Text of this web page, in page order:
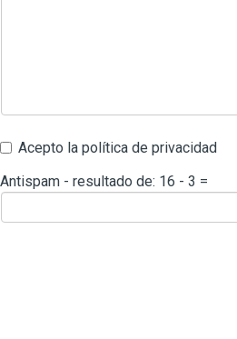
Acepto la política de privacidad
Antispam - resultado de: 16 - 3 =